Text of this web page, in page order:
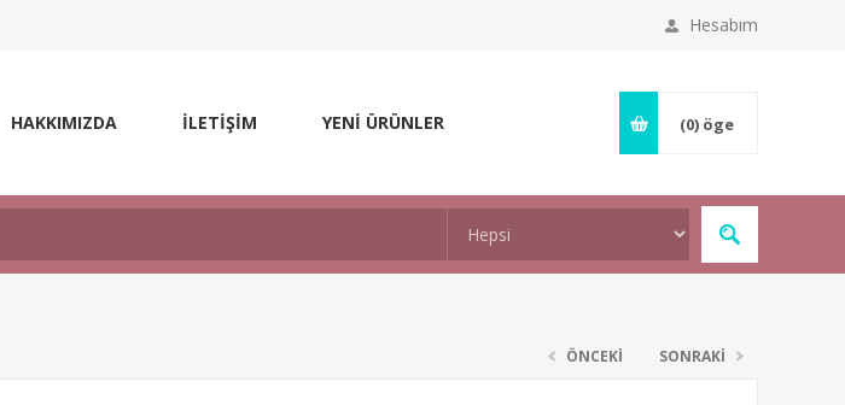
Hesabım
HAKKIMIZDA İLETİŞİM YENİ ÜRÜNLER (0) öge
ÖNCEKİ SONRAKİ